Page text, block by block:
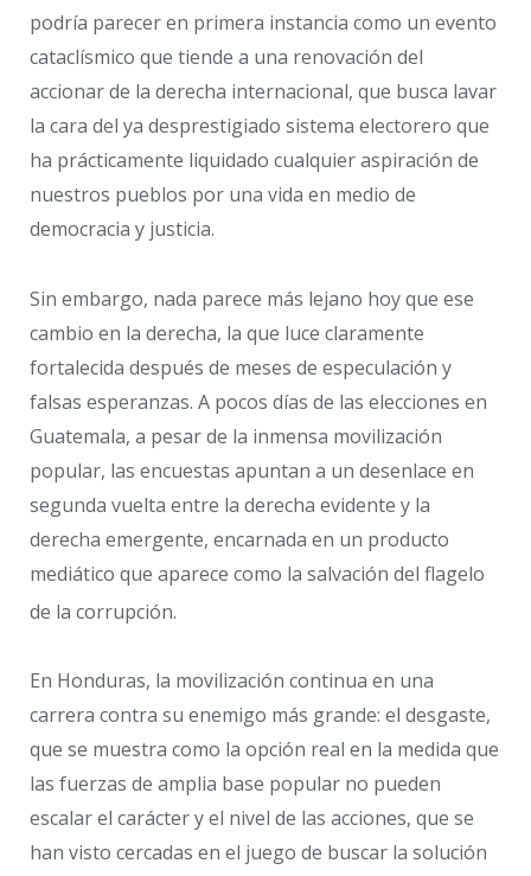
podría parecer en primera instancia como un evento
cataclísmico que tiende a una renovación del
accionar de la derecha internacional, que busca lavar
la cara del ya desprestigiado sistema electorero que
ha prácticamente liquidado cualquier aspiración de
nuestros pueblos por una vida en medio de
democracia y justicia.
Sin embargo, nada parece más lejano hoy que ese
cambio en la derecha, la que luce claramente
fortalecida después de meses de especulación y
falsas esperanzas. A pocos días de las elecciones en
Guatemala, a pesar de la inmensa movilización
popular, las encuestas apuntan a un desenlace en
segunda vuelta entre la derecha evidente y la
derecha emergente, encarnada en un producto
mediático que aparece como la salvación del flagelo
de la corrupción.
En Honduras, la movilización continua en una
carrera contra su enemigo más grande: el desgaste,
que se muestra como la opción real en la medida que
las fuerzas de amplia base popular no pueden
escalar el carácter y el nivel de las acciones, que se
han visto cercadas en el juego de buscar la solución